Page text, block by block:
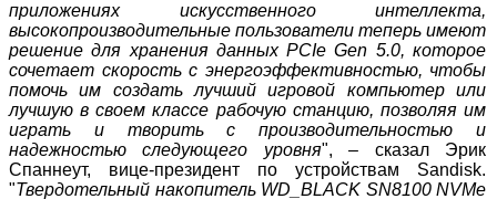
приложениях искусственного интеллекта,
высокопроизводительные пользователи теперь имеют
решение для хранения данных PCIe Gen 5.0, которое
сочетает скорость с энергоэффективностью, чтобы
помочь им создать лучший игровой компьютер или
лучшую в своем классе рабочую станцию, позволяя им
играть и творить с производительностью и
надежностью следующего уровня", – сказал Эрик
Спаннеут, вице-президент по устройствам Sandisk.
"Твердотельный накопитель WD_BLACK SN8100 NVMe